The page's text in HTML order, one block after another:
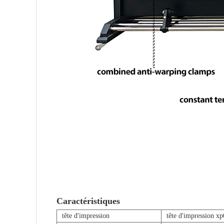
Caractéristiques
tête d'impression tête d'impression